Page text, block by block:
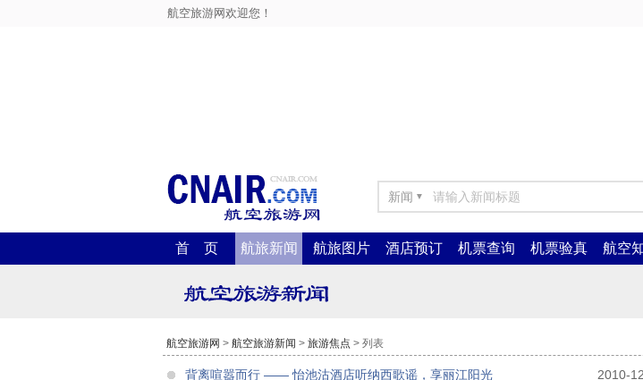
航空旅游网欢迎您！
新闻 ▼
首 页 航旅新闻 航旅图片 酒店预订 机票查询 机票验真 航空
航空旅游网 > 航空旅游新闻 > 旅游焦点 > 列表
背离喧嚣而行 ―― 怡池沽酒店听纳西歌谣，享丽江阳光
2010-